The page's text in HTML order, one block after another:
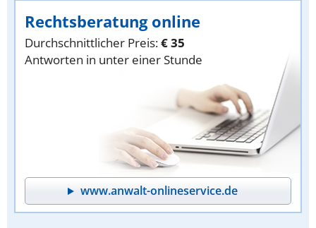
Rechtsberatung online
Durchschnittlicher Preis:€ 35
Antworten in unter einer Stunde
www.anwalt-onlineservice.de